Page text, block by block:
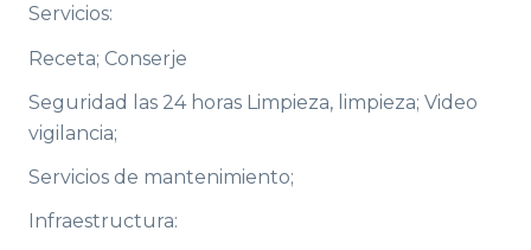
Servicios:
Receta; Conserje
Seguridad las 24 horas Limpieza, limpieza; Video
vigilancia;
Servicios de mantenimiento;
Infraestructura: